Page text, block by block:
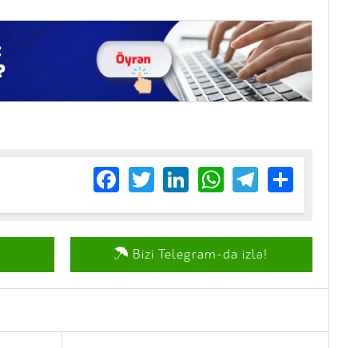
Facebook
TwitterLinkedIn
WhatsApp
Telegram
Share
Bizi Telegram-da izlə!